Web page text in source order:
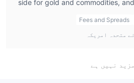
side for gold and commodities,
Fees and Spreads
متحدہ امریکہ
مزید نہیں ہے